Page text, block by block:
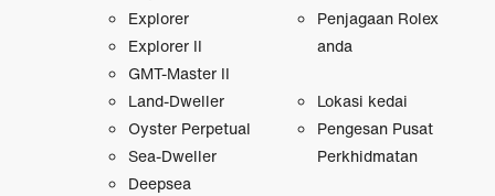
Explorer
Explorer II
GMT-Master II
Land-Dweller
Oyster Perpetual
Sea-Dweller
Deepsea
Penjagaan Rolex
anda
Lokasi kedai
Pengesan Pusat
Perkhidmatan